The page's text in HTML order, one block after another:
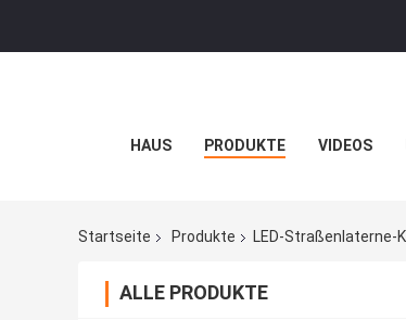
HAUS PRODUKTE VIDEOS
Startseite Produkte LED-Straßenlaterne-
ALLE PRODUKTE